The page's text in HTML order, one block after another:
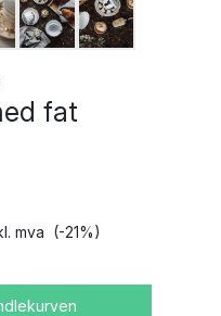
fat
mva (-21%)